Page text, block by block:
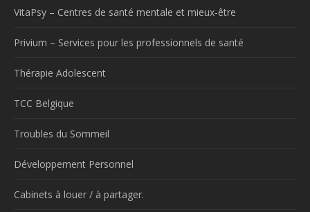
VitaPsy – Centres de santé mentale et mieux-être
Privium – Services pour les professionnels de santé
Thérapie Adolescent
TCC Belgique
Troubles du Sommeil
Développement Personnel
Cabinets à louer / à partager.